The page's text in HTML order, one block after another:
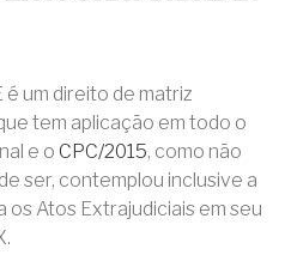
é um direito de matriz
tem aplicação em todo o
e o CPC/2015, como não
ser, contemplou inclusive a
os Atos Extrajudiciais em seu